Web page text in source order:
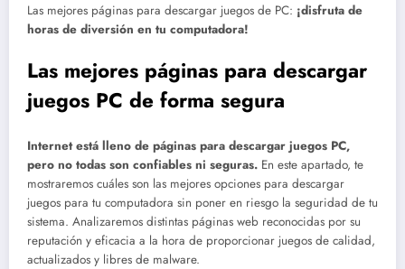
Las mejores páginas para descargar juegos de PC: ¡disfruta de
horas de diversión en tu computadora!
Las mejores páginas para descargar
juegos PC de forma segura
Internet está lleno de páginas para descargar juegos PC,
pero no todas son confiables ni seguras. En este apartado, te
mostraremos cuáles son las mejores opciones para descargar
juegos para tu computadora sin poner en riesgo la seguridad de tu
sistema. Analizaremos distintas páginas web reconocidas por su
reputación y eficacia a la hora de proporcionar juegos de calidad,
actualizados y libres de malware.